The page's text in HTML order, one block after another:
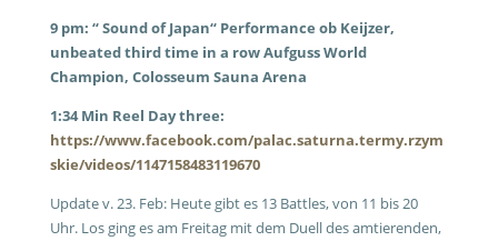
9 pm: “ Sound of Japan“ Performance ob Keijzer,
unbeated third time in a row Aufguss World
Champion, Colosseum Sauna Arena
1:34 Min Reel Day three:
https://www.facebook.com/palac.saturna.termy.rzym
skie/videos/1147158483119670
Update v. 23. Feb: Heute gibt es 13 Battles, von 11 bis 20
Uhr. Los ging es am Freitag mit dem Duell des amtierenden,